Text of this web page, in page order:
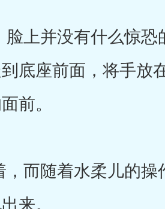
上并没有什么惊恐
底座前面，将手放
前。
而随着水柔儿的操
来。